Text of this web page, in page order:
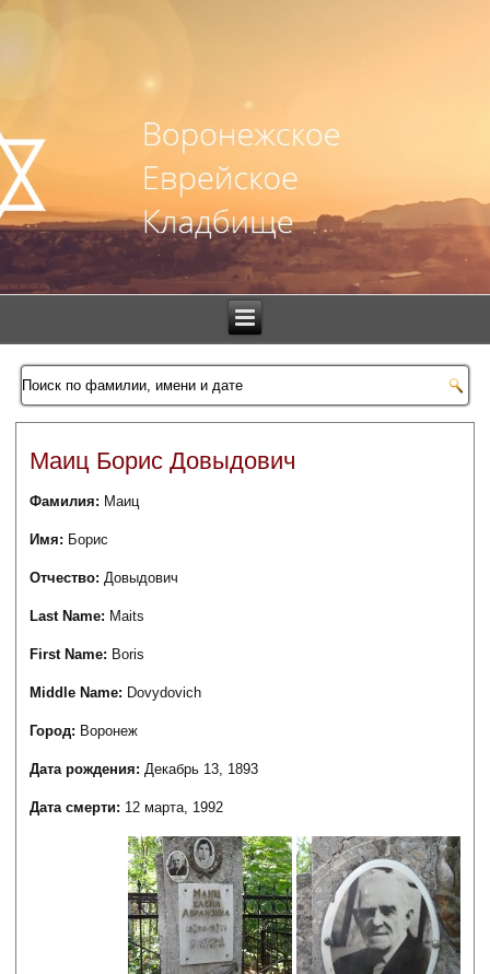
Маиц Борис Довыдович
Фамилия: Маиц
Имя: Борис
Отчество:Довыдович
Last Name: Maits
First Name: Boris
Middle Name: Dovydovich
Город: Воронеж
Дата рождения:Декабрь 13, 1893
Дата смерти: 12 марта, 1992